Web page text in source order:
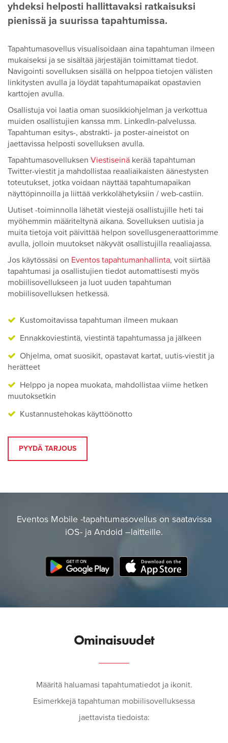
yhdeksi helposti hallittavaksi ratkaisuksi
pienissä ja suurissa tapahtumissa.
Tapahtumasovellus visualisoidaan aina tapahtuman ilmeen
mukaiseksi ja se sisältää järjestäjän toimittamat tiedot.
Navigointi sovelluksen sisällä on helppoa tietojen välisten
linkitysten avulla ja löydät tapahtumapaikat opastavien
karttojen avulla.
Osallistuja voi laatia oman suosikkiohjelman ja verkottua
muiden osallistujien kanssa mm. LinkedIn-palvelussa.
Tapahtuman esitys-, abstrakti- ja poster-aineistot on
jaettavissa helposti sovelluksen avulla.
Tapahtumasovelluksen Viestiseinä kerää tapahtuman
Twitter-viestit ja mahdollistaa reaaliaikaisten äänestysten
toteutukset, jotka voidaan näyttää tapahtumapaikan
näyttöpinnoilla ja liittää verkkolähetyksiin / web-castiin.
Uutiset -toiminnolla lähetät viestejä osallistujille heti tai
myöhemmin määriteltynä aikana. Sovelluksen uutisia ja
muita tietoja voit päivittää helpon sovellusgeneraattorimme
avulla, jolloin muutokset näkyvät osallistujilla reaaliajassa.
Jos käytössäsi on Eventos tapahtumanhallinta, voit siirtää
tapahtumasi ja osallistujien tiedot automattisesti myös
mobiilisovellukseen ja luot uuden tapahtuman
mobiilisovelluksen hetkessä.
Kustomoitavissa tapahtuman ilmeen mukaan
Ennakkoviestintä, viestintä tapahtumassa ja jälkeen
Ohjelma, omat suosikit, opastavat kartat, uutis-viestit ja
herätteet
Helppo ja nopea muokata, mahdollistaa viime hetken
muutoksetkin
Kustannustehokas käyttöönotto
PYYDÄ TARJOUS
Eventos Mobile -tapahtumasovellus on saatavissa
iOS- ja Andoid –laitteille.
Ominaisuudet
Määritä haluamasi tapahtumatiedot ja ikonit.
Esimerkkejä tapahtuman mobiilisovelluksessa
jaettavista tiedoista: